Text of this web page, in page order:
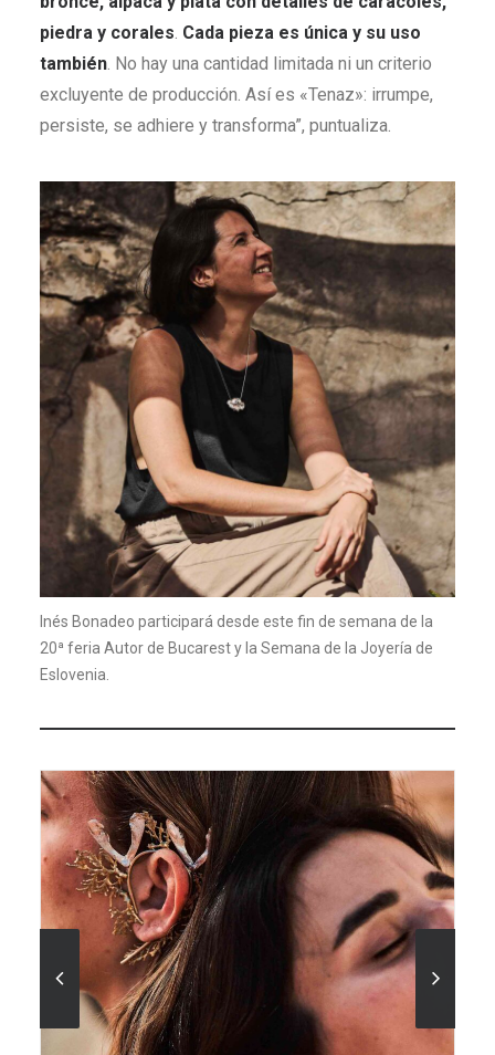
Inés Bonadeo participará desde este fin de semana de la
20ª feria Autor de Bucarest y la Semana de la Joyería de
Eslovenia.
piedra y corales. Cada pieza es única y su uso
también. No hay una cantidad limitada ni un criterio
excluyente de producción. Así es «Tenaz»: irrumpe,
persiste, se adhiere y transforma”, puntualiza.